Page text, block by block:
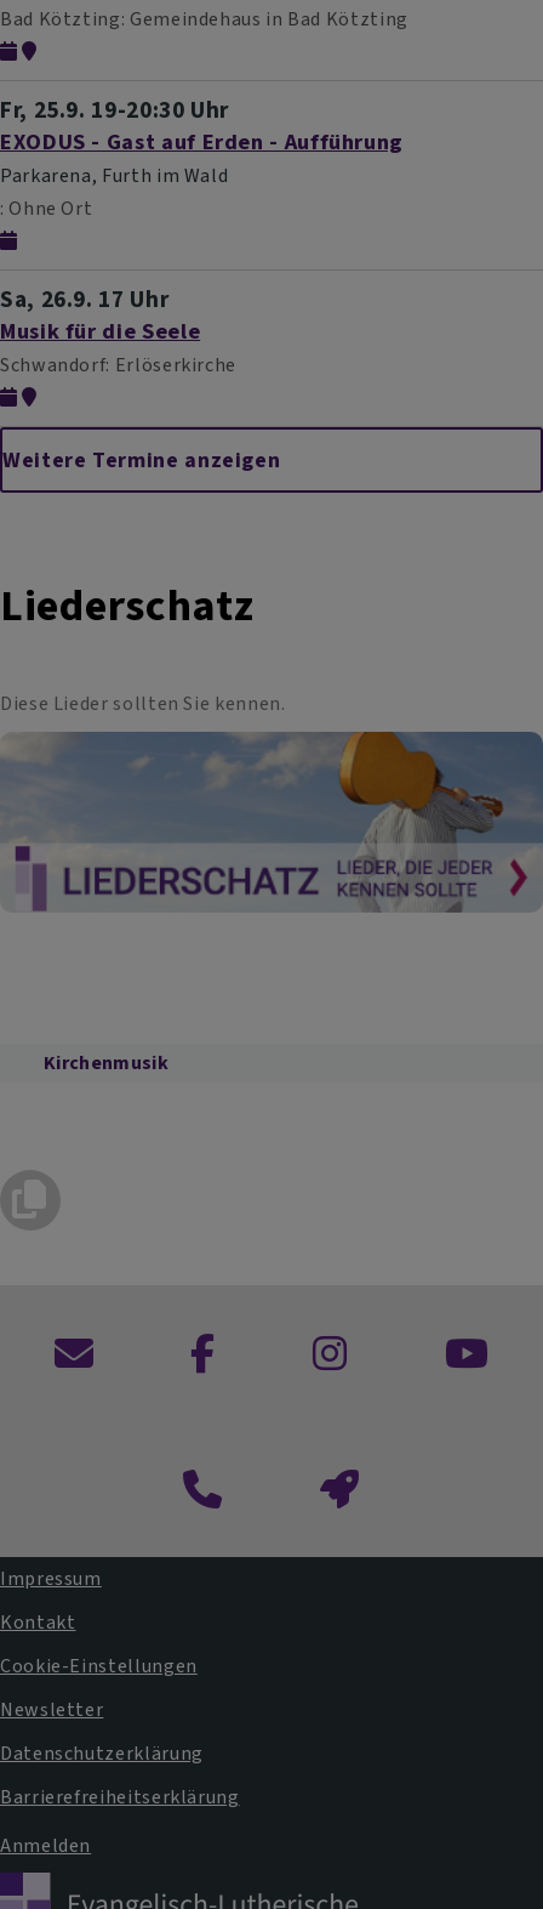
Bad Kötzting Gemeindehaus in Bad Kötzting
Fr, 25.9. 19-20:30 Uhr
EXODUS - Gast auf Erden - Aufführung
Parkarena, Furth im Wald
Ohne Ort
Sa, 26.9. 17 Uhr
Musik für die Seele
Schwandorf Erlöserkirche
Weitere Termine anzeigen
Liederschatz
Diese Lieder sollten Sie kennen.
Kirchenmusik
Kontaktformular
Fußbereichsmenü
Impressum
Kontakt
Cookie-Einstellungen
Newsletter
Datenschutzerklärung
Barrierefreiheitserklärung
Anmelden